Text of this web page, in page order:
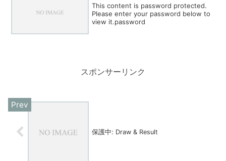
This content is password protected.
Please enter your password below to
view it.password
スポンサーリンク
保護中: Draw & Result